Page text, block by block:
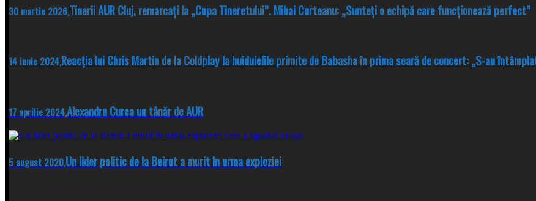
30 martie 2026,Tinerii AUR Cluj, remarcați la „Cupa Tineretului”. Mihai Curteanu: „Sunteți o echipă care funcționează perfect”
14 iunie 2024,Reacția lui Chris Martin de la Coldplay la huiduielile primite de Babasha în prima seară de concert: „S-au
17 aprilie 2024,Alexandru Curea un tânăr de AUR
5 august 2020,Un lider politic de la Beirut a murit în urma exploziei